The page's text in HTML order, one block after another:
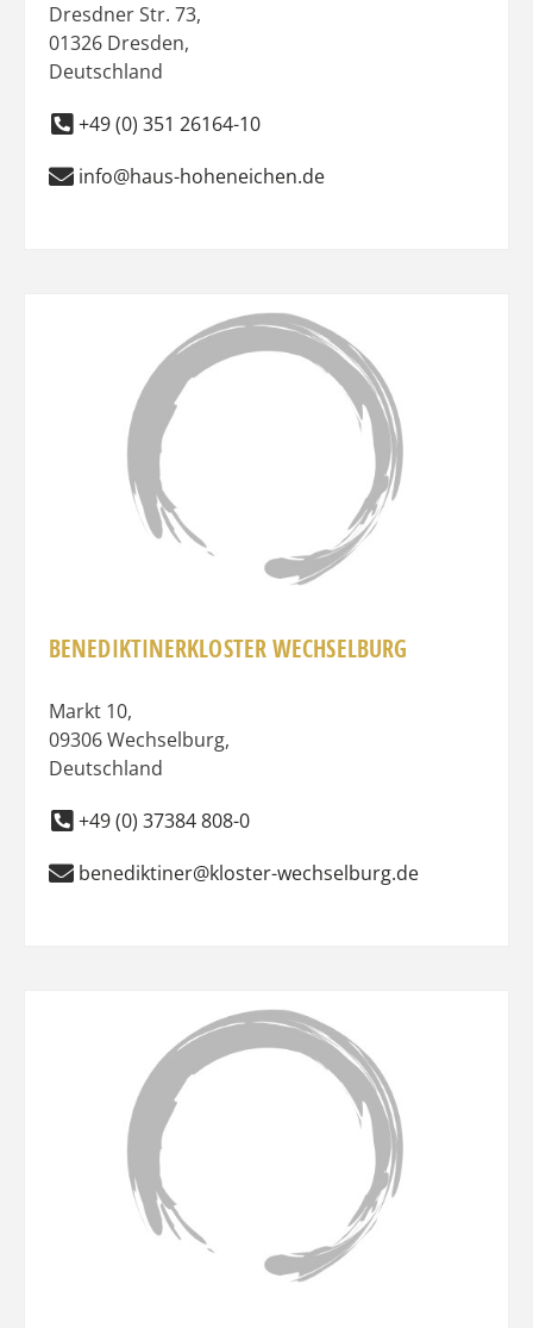
Dresdner Str. 73,
01326 Dresden,
Deutschland
+49 (0) 351 26164-10
info@haus-hoheneichen.de
BENEDIKTINERKLOSTER WECHSELBURG
Markt 10,
09306Wechselburg,
Deutschland
+49 (0) 37384 808-0
benediktiner@kloster-wechselburg.de